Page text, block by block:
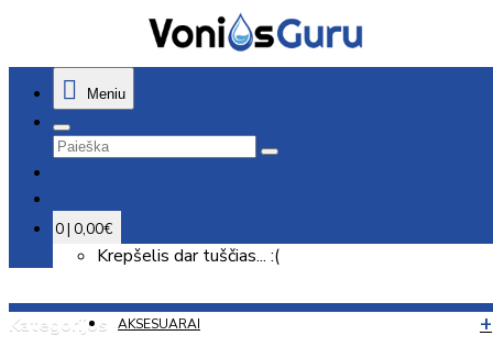
Meniu
0 | 0,00€
Krepšelis dar tuščias... :(
Kategorijos AKSESUARAI